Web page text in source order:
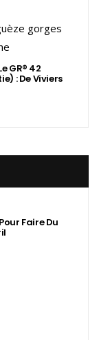
GR® 42
: De Viviers
Faire Du